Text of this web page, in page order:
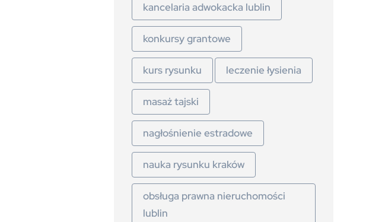
kancelaria adwokacka lublin
konkursy grantowe
kurs rysunku leczenie łysienia
masaż tajski
nagłośnienie estradowe
nauka rysunku kraków
obsługa prawna nieruchomości
lublin